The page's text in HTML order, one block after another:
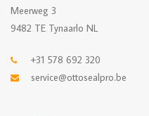
Meerweg 3
9482 TE Tynaarlo NL
+31 578 692 320
service@ottosealpro.be